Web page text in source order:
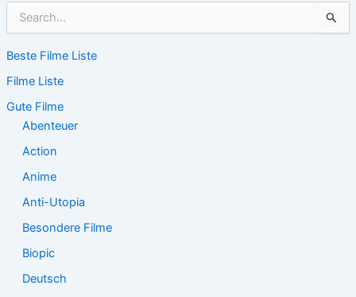
h
n
n
Beste Filme Liste
Filme Liste
Gute Filme
Abenteuer
Action
Anime
Anti-Utopia
Besondere Filme
Biopic
Deutsch